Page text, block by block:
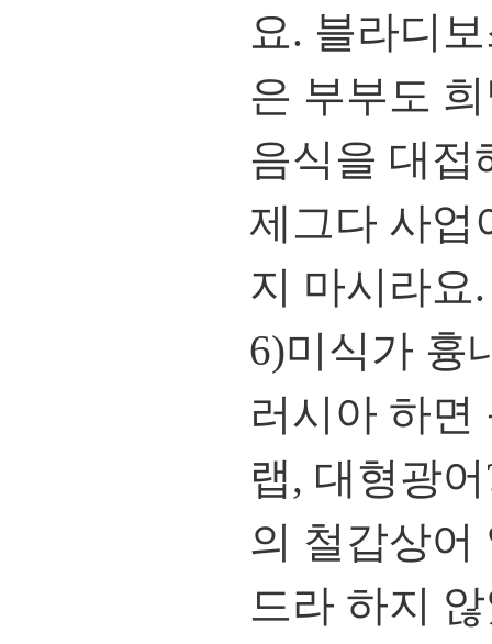
요. 블라디
은 부부도
음식을 대접
제그다 사업
지 마시라요.
6)미식가 흉
러시아 하면
랩, 대형광
의 철갑상어
드라 하지